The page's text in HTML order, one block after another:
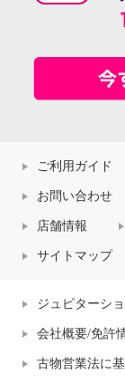
ご利用ガイド
お問い合わせ
店舗情報
サイトマップ
ジュピターシ
会社概要/免許
古物営業法に